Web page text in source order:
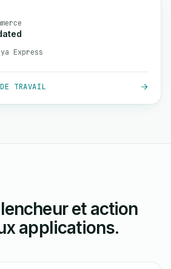
Express
TRAVAIL
et action
applications.